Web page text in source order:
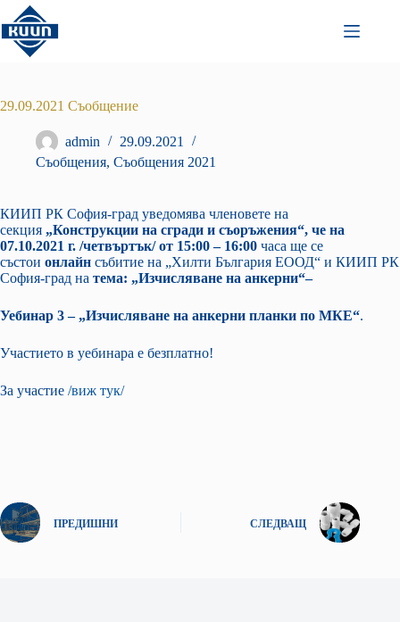
Преминаване
към
съдържанието
29.09.2021 Съобщение
admin
29.09.2021
Съобщения, Съобщения 2021
КИИП РК София-град уведомява членовете на
секция „Конструкции на сгради и съоръжения“, че на
07.10.2021 г. /четвъртък/ от 15:00 – 16:00 часа ще се
състои онлайн събитие на „Хилти България ЕООД“ и КИИП РК
София-град на тема: „Изчисляване на анкерни“–
Уебинар 3 – „Изчисляване на анкерни планки по МКЕ“.
Участието в уебинара е безплатно!
За участие /виж тук/
ПРЕДИШНИ СЛЕДВАЩ